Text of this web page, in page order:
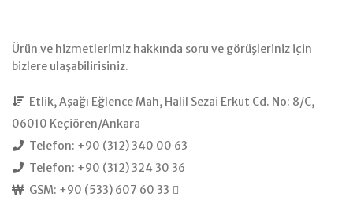
Ürün ve hizmetlerimiz hakkında soru ve görüşleriniz için
bizlere ulaşabilirisiniz.
Etlik, Aşağı Eğlence Mah, Halil Sezai Erkut Cd. No: 8/C,
06010 Keçiören/Ankara
Telefon: +90 (312) 340 00 63
Telefon: +90 (312) 324 30 36
GSM: +90 (533) 607 60 33